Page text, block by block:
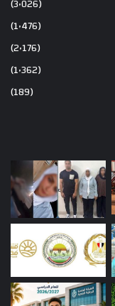
(3٬026)
(1٬476)
(2٬176)
(1٬362)
(189)